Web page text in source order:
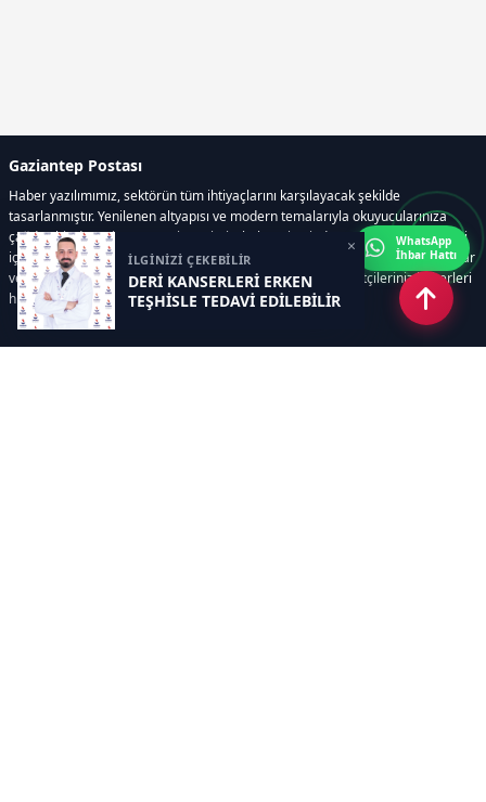
İLGİNİZİ ÇEKEBİLİR
DERİ KANSERLERİ ERKEN
TEŞHİSLE TEDAVİ EDİLEBİLİR
×
Gaziantep Postası
Haber yazılımımız, sektörün tüm ihtiyaçlarını karşılayacak şekilde
tasarlanmıştır. Yenilenen altyapısı ve modern temalarıyla okuyucularınıza
çağdaş bir deneyim sunar. Sistemimiz, haber sitesinde gerekli tüm modülleri
içerir. Siz içerik üretmeye odaklanırken, yazılımımız zamandan tasarruf sağlar
ve süreçlerinizi kolaylaştırır. Etkili arayüzü sayesinde ziyaretçileriniz haberleri
hızlı ve keyifle takip edebilir.
WhatsApp
İhbar Hattı